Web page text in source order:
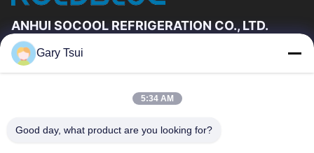
ANHUI SOCOOL REFRIGERATION CO., LTD.
দ্রুত লিঙ্ক
আমাদের সম্পর্কে
কারখানা ভ্রমণ
মান নিয়ন্ত্রণ
Gary Tsui
5:34 AM
Good day, what product are you looking for?